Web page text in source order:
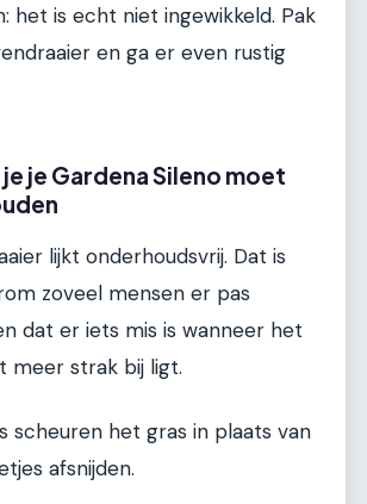
het is echt niet ingewikkeld. Pak
en ga er even rustig
je Gardena Sileno moet
lijkt onderhoudsvrij. Dat is
zoveel mensen er pas
dat er iets mis is wanneer het
meer strak bij ligt.
scheuren het gras in plaats van
afsnijden.